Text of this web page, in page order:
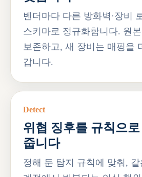
벤더마다 다른 방화벽·장비
스키마로 정규화합니다. 원
보존하고, 새 장비는 매핑을
갑니다.
Detect
위협 징후를 규칙으로
줍니다
정해 둔 탐지 규칙에 맞춰, 같